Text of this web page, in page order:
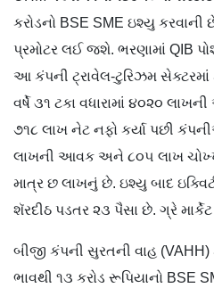
કરોડનો BSE SME ઇશ્યુ કરવાની
પ્રમોટર લઈ જશે. ભરણામાં QIB
આ કંપની ટ્રાવેલ-ટુરિઝમ સેક્ટરમાં
વર્ષે ૩૧ ટકા વધારામાં ૪૦૨૦
૭૧૮ લાખ નેટ નફો કર્યા પછી
લાખની આવક અને ૮૦૫ લાખ
માત્ર છ લાખનું છે. ઇશ્યુ બાદ
શૅરદીઠ પડતર ૨૩ પૈસા છે. ગ્રે
બીજી કંપની સુરતની વાહ
ભાવથી ૧૩ કરોડ રૂપિયાનો